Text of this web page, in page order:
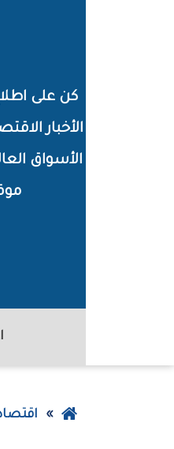
كن على
الأخبار
الأسواق
عودة